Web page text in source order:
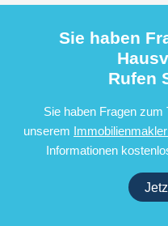
Sie haben
Rufen
Sie haben Fragen
unserem
Informationen